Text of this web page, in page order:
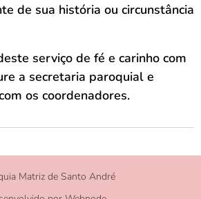
de sua história ou circunstância
serviço de fé e carinho com
a secretaria paroquial e
os coordenadores.
Matriz de Santo André